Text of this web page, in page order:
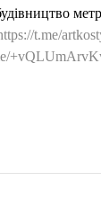
t.me/